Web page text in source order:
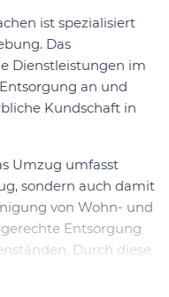
ist spezialisiert
Das
Dienstleistungen im
an und
Kundschaft in
Umzug umfasst
sondern auch damit
von Wohn- und
Entsorgung
Durch diese
Für Kunden in und